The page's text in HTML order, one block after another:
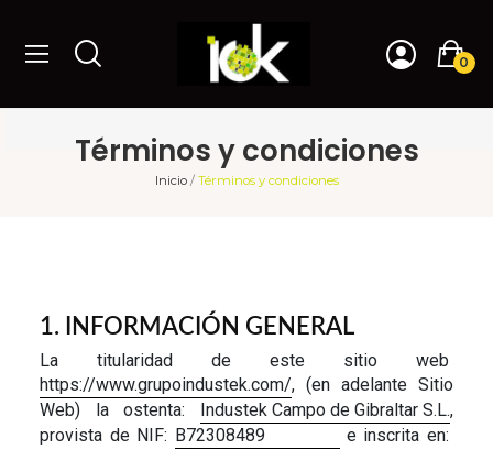
0
Términos y condiciones
Inicio Términos y condiciones
1. INFORMACIÓN GENERAL
La titularidad de este sitio web
https://www.grupoindustek.com/, (en adelante Sitio
Web) la ostenta:
Industek Campo de Gibraltar S.L.,
provista de NIF: B72308489
e inscrita en: